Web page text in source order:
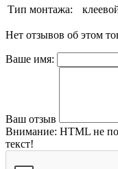
Тип монтажа:
Нет отзывов об этом
Ваше имя:
Ваш отзыв
Внимание: HTML не
текст!